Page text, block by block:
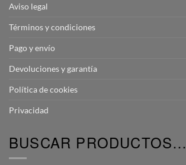
Aviso legal
Términos y condiciones
Pago y envío
Devoluciones y garantía
Política de cookies
Privacidad
BUSCAR PRODUCTOS…